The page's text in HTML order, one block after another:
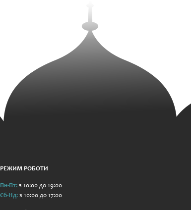
РЕЖИМ РОБОТИ
Пн-Пт:з 10:00 до 19:00
Сб-Нд:з 10:00 до 17:00